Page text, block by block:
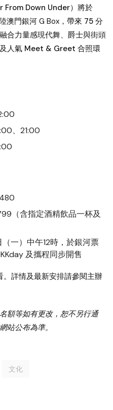
From Down Under）將於
澳門銀河 G Box ，帶來 75 分
合力量感現代舞、爵士與街頭
人氣 Meet & Greet 合照環
、21:00
（含指定酒精飲品一杯及
一）中午12時，於銀河票
及攜程同步開售
。詳情及最新安排請參閱主辦
額等如有更改，恕不另行通
站公布為準。
文化